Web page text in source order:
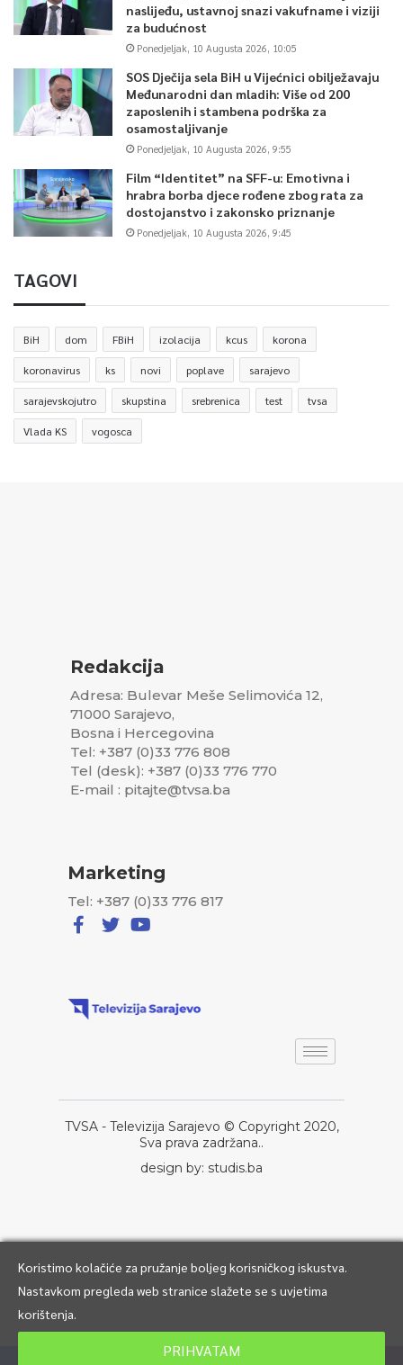
naslijeđu, ustavnoj snazi vakufname i viziji
za budućnost
Ponedjeljak, 10 Augusta 2026, 10:05
SOS Dječija sela BiH u Vijećnici obilježavaju
Međunarodni dan mladih: Više od 200
zaposlenih i stambena podrška za
osamostaljivanje
Ponedjeljak, 10 Augusta 2026, 9:55
Film “Identitet” na SFF-u: Emotivna i
hrabra borba djece rođene zbog rata za
dostojanstvo i zakonsko priznanje
Ponedjeljak, 10 Augusta 2026, 9:45
TAGOVI
BiH dom FBiH izolacija kcus korona
koronavirus ks novi poplave sarajevo
sarajevskojutro skupstina srebrenica test tvsa
Vlada KS vogosca
Redakcija
Adresa: Bulevar Meše Selimovića 12,
71000 Sarajevo,
Bosna i Hercegovina
Tel: +387 (0)33 776 808
Tel (desk): +387 (0)33 776 770
E-mail : pitajte@tvsa.ba
Marketing
Tel: +387 (0)33 776 817
TVSA - Televizija Sarajevo © Copyright 2020,
Sva prava zadržana..
design by: studis.ba
Koristimo kolačiće za pružanje boljeg korisničkog iskustva.
Nastavkom pregleda web stranice slažete se s uvjetima
korištenja.
PRIHVATAM